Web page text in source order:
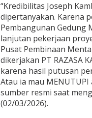
“Kredibilitas Joseph
dipertanyakan. Karena
Pembangunan Gedung
lanjutan pekerjaan
Pusat Pembinaan
dikerjakan PT RAZASA
karena hasil putusan
Atau ia mau MENUTUPI
sumber resmi saat
(02/03/2026).